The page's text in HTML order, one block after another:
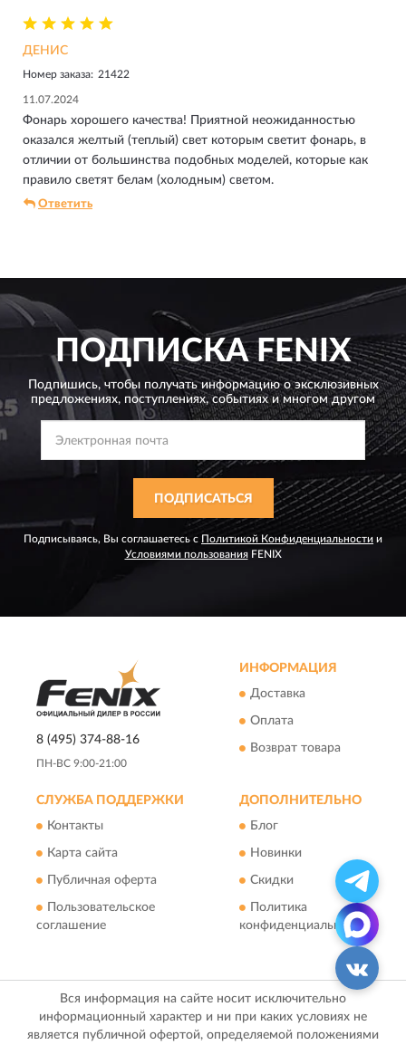
ДЕНИС
Номер заказа: 21422
11.07.2024
Фонарь хорошего качества! Приятной неожиданностью
оказался желтый (теплый) свет которым светит фонарь, в
отличии от большинства подобных моделей, которые как
правило светят белам (холодным) светом.
Ответить
ПОДПИСКАFENIX
Подпишись, чтобы получать информацию о эксклюзивных
предложениях, поступлениях, событиях и многом другом
ПОДПИСАТЬСЯ
Подписываясь, Вы соглашаетесь с Политикой Конфиденциальности и
Условиями пользованияFENIX
8 (495) 374-88-16
ПН-ВС 9:00-21:00
ИНФОРМАЦИЯ
Доставка
Оплата
Возврат товара
СЛУЖБА ПОДДЕРЖКИ
Контакты
Карта сайта
Публичная оферта
Пользовательское
соглашение
ДОПОЛНИТЕЛЬНО
Блог
Новинки
Скидки
Политика
конфиденциальности
Вся информация на сайте носит исключительно
информационный характер и ни при каких условиях не
является публичной офертой, определяемой положениями